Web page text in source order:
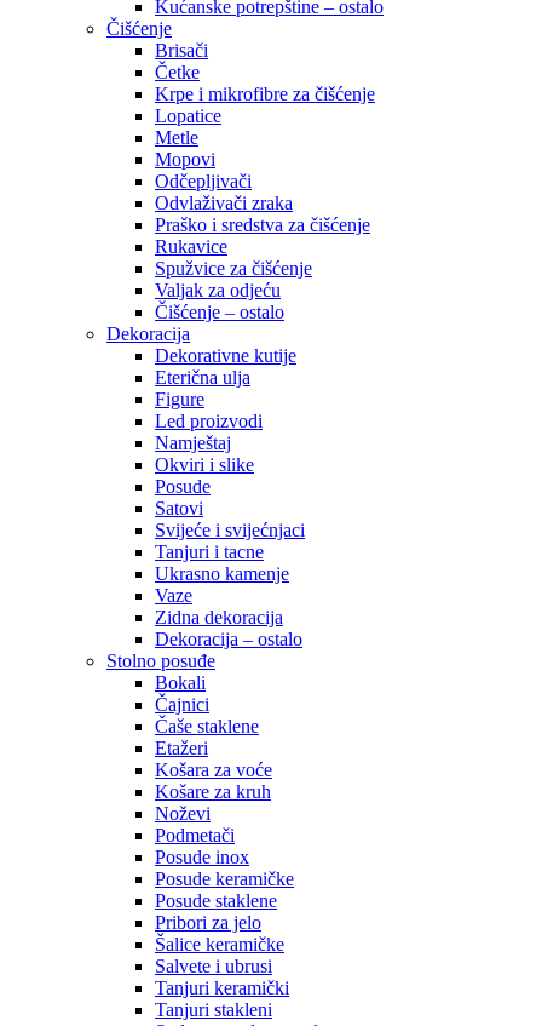
Kućanske potrepštine – ostalo
Čišćenje
Brisači
Četke
Krpe i mikrofibre za čišćenje
Lopatice
Metle
Mopovi
Odčepljivači
Odvlaživači zraka
Praško i sredstva za čišćenje
Rukavice
Spužvice za čišćenje
Valjak za odjeću
Čišćenje – ostalo
Dekoracija
Dekorativne kutije
Eterična ulja
Figure
Led proizvodi
Namještaj
Okviri i slike
Posude
Satovi
Svijeće i svijećnjaci
Tanjuri i tacne
Ukrasno kamenje
Vaze
Zidna dekoracija
Dekoracija – ostalo
Stolno posuđe
Bokali
Čajnici
Čaše staklene
Etažeri
Košara za voće
Košare za kruh
Noževi
Podmetači
Posude inox
Posude keramičke
Posude staklene
Pribori za jelo
Šalice keramičke
Salvete i ubrusi
Tanjuri keramički
Tanjuri stakleni